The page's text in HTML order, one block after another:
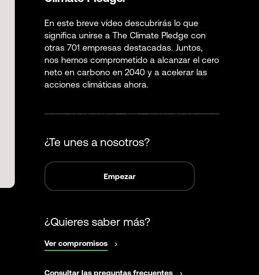
En este breve vídeo descubrirás lo que
significa unirse a The Climate Pledge con
otras 701 empresas destacadas. Juntos,
nos hemos comprometido a alcanzar el cero
neto en carbono en 2040 y a acelerar las
acciones climáticas ahora.
¿Te unes a nosotros?
Empezar
¿Quieres saber más?
Ver compromisosabrir
en
Consultar las preguntas frecuentesabrir